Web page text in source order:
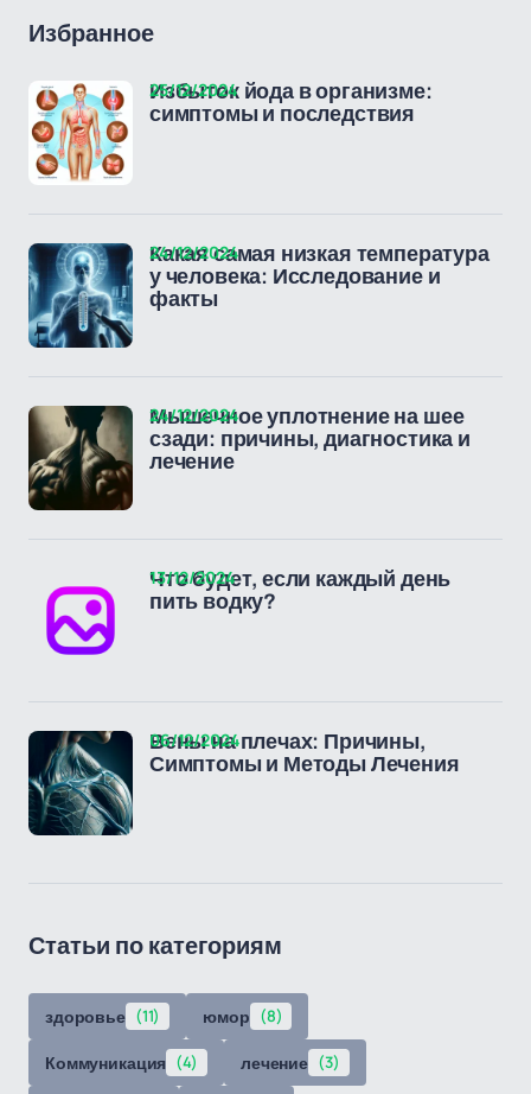
Избранное
Избыток йода в организме:
симптомы и последствия
25/12/2024
Какая самая низкая температура
у человека: Исследование и
факты
24/12/2024
Мышечное уплотнение на шее
сзади: причины, диагностика и
лечение
24/12/2024
Что будет, если каждый день
пить водку?
13/12/2024
Вены на плечах: Причины,
Симптомы и Методы Лечения
06/12/2024
Статьи по категориям
здоровье (11) юмор (8)
Коммуникация (4) лечение (3)